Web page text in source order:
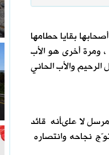
بقايا حطامها
ومرة أخرى هو الأب
والأب الحاني
لا علىأنه قائد
نجاحه وانتصاره